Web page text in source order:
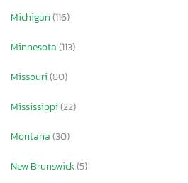
Michigan(116)
Minnesota(113)
Missouri(80)
Mississippi(22)
Montana(30)
New Brunswick(5)